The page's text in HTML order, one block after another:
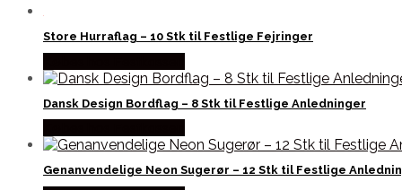
Store Hurraflag – 10 Stk til Festlige Fejringer
Dansk Design Bordflag – 8 Stk til Festlige Anledninger
Genanvendelige Neon Sugerør – 12 Stk til Festlige